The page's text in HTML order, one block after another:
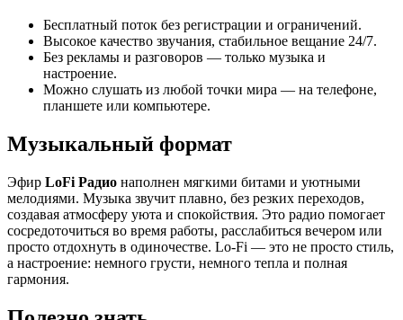
Бесплатный поток без регистрации и ограничений.
Высокое качество звучания, стабильное вещание 24/7.
Без рекламы и разговоров — только музыка и
настроение.
Можно слушать из любой точки мира — на телефоне,
планшете или компьютере.
Музыкальный формат
Эфир LoFi Радио наполнен мягкими битами и уютными
мелодиями. Музыка звучит плавно, без резких переходов,
создавая атмосферу уюта и спокойствия. Это радио помогает
сосредоточиться во время работы, расслабиться вечером или
просто отдохнуть в одиночестве. Lo-Fi — это не просто стиль,
а настроение: немного грусти, немного тепла и полная
гармония.